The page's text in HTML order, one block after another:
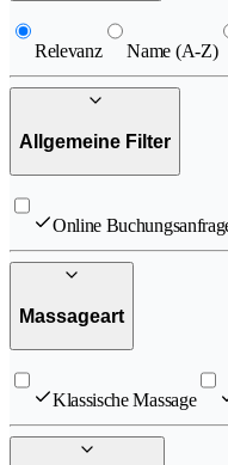
Relevanz Name (A-Z)
Allgemeine Filter
Online
Massageart
Klassische Massage